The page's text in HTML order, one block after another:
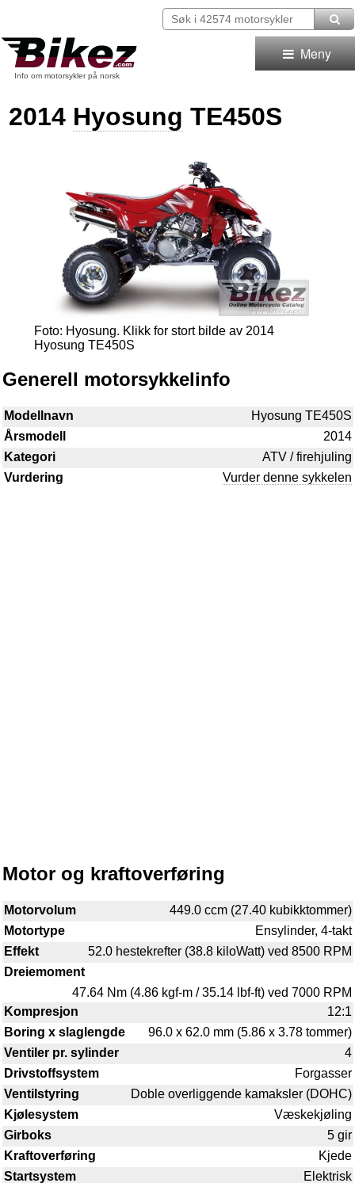
Info om motorsykler på norsk
Meny
2014 Hyosung TE450S
Foto: Hyosung. Klikk for stort bilde av 2014
Hyosung TE450S
Generell motorsykkelinfo
Modellnavn
Hyosung TE450S
Årsmodell
2014
Kategori
ATV / firehjuling
Vurdering
Vurder denne sykkelen
Motor og kraftoverføring
Motorvolum
449.0 ccm (27.40 kubikktommer)
Motortype
Ensylinder, 4-takt
Effekt
52.0 hestekrefter (38.8 kiloWatt) ved 8500 RPM
Dreiemoment
47.64 Nm (4.86 kgf-m / 35.14 lbf-ft) ved 7000 RPM
Kompresjon
12:1
Boring x slaglengde
96.0 x 62.0 mm (5.86 x 3.78 tommer)
Ventiler pr. sylinder
4
Drivstoffsystem
Forgasser
Ventilstyring
Doble overliggende kamaksler (DOHC)
Kjølesystem
Væskekjøling
Girboks
5 gir
Kraftoverføring
Kjede
Startsystem
Elektrisk